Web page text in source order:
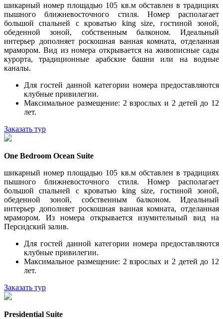
шикарный номер площадью 105 кв.м обставлен в традициях
пышного ближневосточного стиля. Номер располагает
большой спальней с кроватью king size, гостиной зоной,
обеденной зоной, собственным балконом. Идеальный
интерьер дополняет роскошная ванная комната, отделанная
мрамором. Вид из номера открывается на живописные сады
курорта, традиционные арабские башни или на водные
каналы.
Для гостей данной категории номера предоставляются
клубные привилегии.
Максимальное размещение: 2 взрослых и 2 детей до 12
лет.
Заказать тур
One Bedroom Ocean Suite
шикарный номер площадью 105 кв.м обставлен в традициях
пышного ближневосточного стиля. Номер располагает
большой спальней с кроватью king size, гостиной зоной,
обеденной зоной, собственным балконом. Идеальный
интерьер дополняет роскошная ванная комната, отделанная
мрамором. Из номера открывается изумительный вид на
Персидский залив.
Для гостей данной категории номера предоставляются
клубные привилегии.
Максимальное размещение: 2 взрослых и 2 детей до 12
лет.
Заказать тур
Presidential Suite